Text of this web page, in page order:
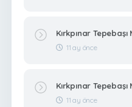
Kırkpınar
11 ay önce
Kırkpınar
11 ay önce